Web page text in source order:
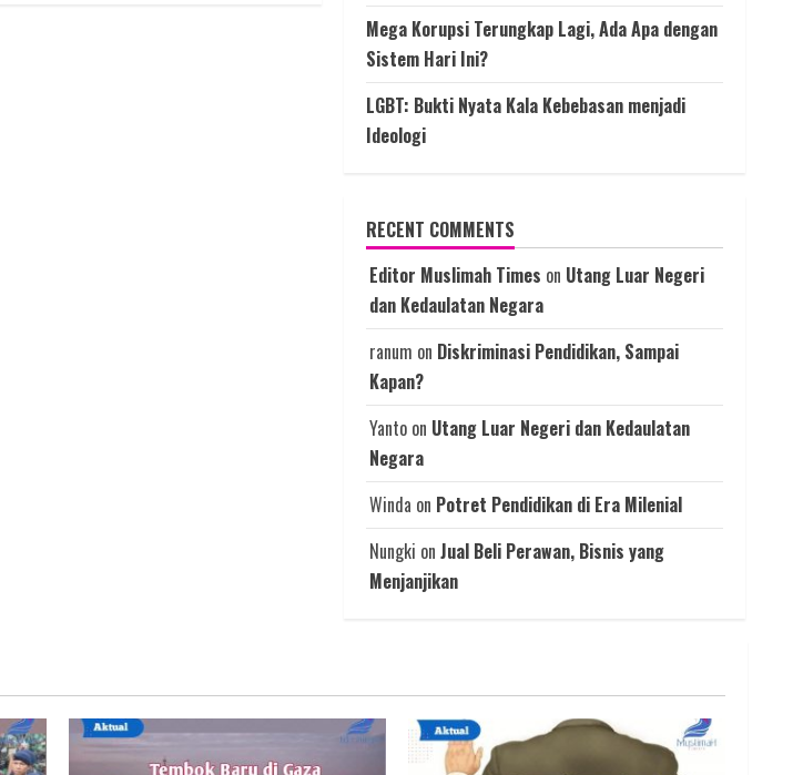
Mega Korupsi Terungkap Lagi, Ada Apa dengan
Sistem Hari Ini?
LGBT: Bukti Nyata Kala Kebebasan menjadi
Ideologi
RECENT COMMENTS
Editor Muslimah Times on Utang Luar Negeri
dan Kedaulatan Negara
ranum on Diskriminasi Pendidikan, Sampai
Kapan?
Yanto on Utang Luar Negeri dan Kedaulatan
Negara
Winda on Potret Pendidikan di Era Milenial
Nungki on Jual Beli Perawan, Bisnis yang
Menjanjikan